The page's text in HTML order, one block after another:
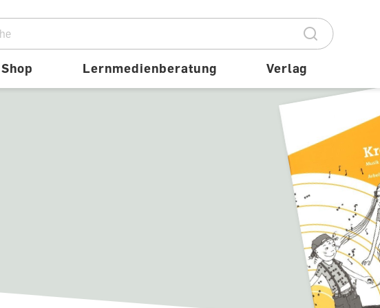
Shop Lernmedienberatung Verlag